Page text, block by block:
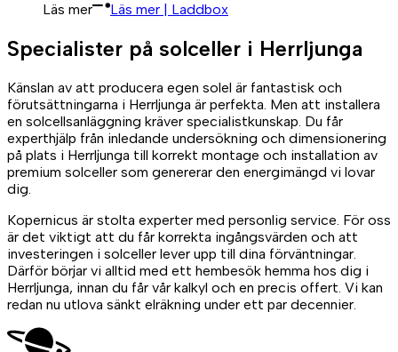
Läs mer Läs mer | Laddbox
Specialister på solceller i Herrljunga
Känslan av att producera egen solel är fantastisk och
förutsättningarna i Herrljunga är perfekta. Men att installera
en solcellsanläggning kräver specialistkunskap. Du får
experthjälp från inledande undersökning och dimensionering
på plats i Herrljunga till korrekt montage och installation av
premium solceller som genererar den energimängd vi lovar
dig.
Kopernicus är stolta experter med personlig service. För oss
är det viktigt att du får korrekta ingångsvärden och att
investeringen i solceller lever upp till dina förväntningar.
Därför börjar vi alltid med ett hembesök hemma hos dig i
Herrljunga, innan du får vår kalkyl och en precis offert. Vi kan
redan nu utlova sänkt elräkning under ett par decennier.